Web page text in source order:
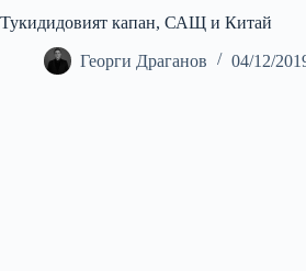
Тукидидовият капан, САЩ и Китай
Георги Драганов 04/12/